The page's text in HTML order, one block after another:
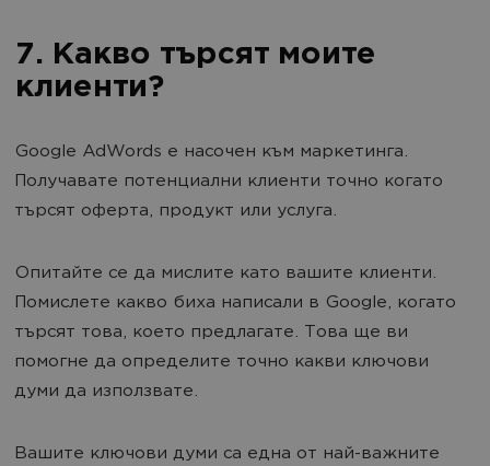
7. Какво търсят моите
клиенти?
Google AdWords е насочен към маркетинга.
Получавате потенциални клиенти точно когато
търсят оферта, продукт или услуга.
Опитайте се да мислите като вашите клиенти.
Помислете какво биха написали в Google, когато
търсят това, което предлагате. Това ще ви
помогне да определите точно какви ключови
думи да използвате.
Вашите ключови думи са една от най-важните